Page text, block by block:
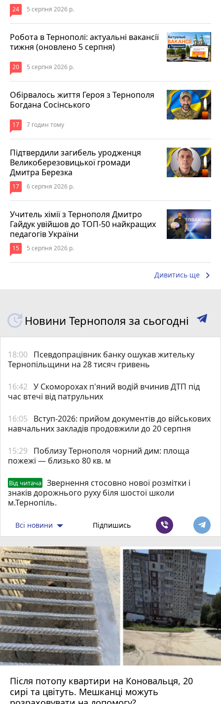
24 5 серпня 2026 р.
Робота в Тернополі: актуальні вакансії
тижня (оновлено 5 серпня)
20 5 серпня 2026 р.
Обірвалось життя Героя з Тернополя
Богдана Сосінського
17 7 годин тому
Підтвердили загибель уродженця
Великоберезовицької громади
Дмитра Березка
17 6 серпня 2026 р.
Учитель хімії з Тернополя Дмитро
Гайдук увійшов до ТОП-50 найкращих
педагогів України
15 5 серпня 2026 р.
Дивитись ще keyboard_arrow_right
Новини Тернополя за сьогодні
18:00 Псевдопрацівник банку ошукав жительку
Тернопільщини на 28 тисяч гривень
16:42 У Скоморохах п'яний водій вчинив ДТП під
час втечі від патрульних
16:05
Вступ-2026: прийом документів до військових
навчальних закладів продовжили до 20 серпня
15:29
Поблизу Тернополя чорний дим: площа
пожежі — близько 80 кв. м
Від читача
Звернення стосовно нової розмітки і
знаків дорожнього руху біля шостої школи
м.Тернопіль.
Всі новини Підпишись
Після потопу квартири на Коновальця, 20
сирі та цвітуть. Мешканці можуть